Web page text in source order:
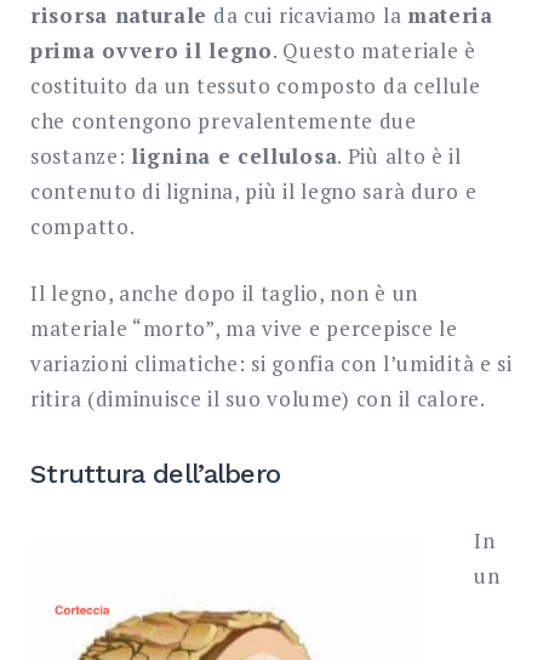
risorsa naturale da cui ricaviamo la materia
prima ovvero il legno. Questo materiale è
costituito da un tessuto composto da cellule
che contengono prevalentemente due
sostanze: lignina e cellulosa. Più alto è il
contenuto di lignina, più il legno sarà duro e
compatto.
Il legno, anche dopo il taglio, non è un
materiale “morto”, ma vive e percepisce le
variazioni climatiche: si gonfia con l’umidità e si
ritira (diminuisce il suo volume) con il calore.
Struttura dell’albero
In
un